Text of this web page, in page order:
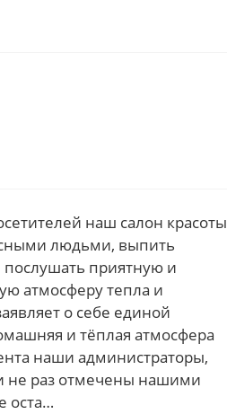
наш салон красоты
людьми, выпить
послушать приятную и
атмосферу тепла и
о себе единой
и тёплая атмосфера
наши администраторы,
не раз отмечены нашими
оста…